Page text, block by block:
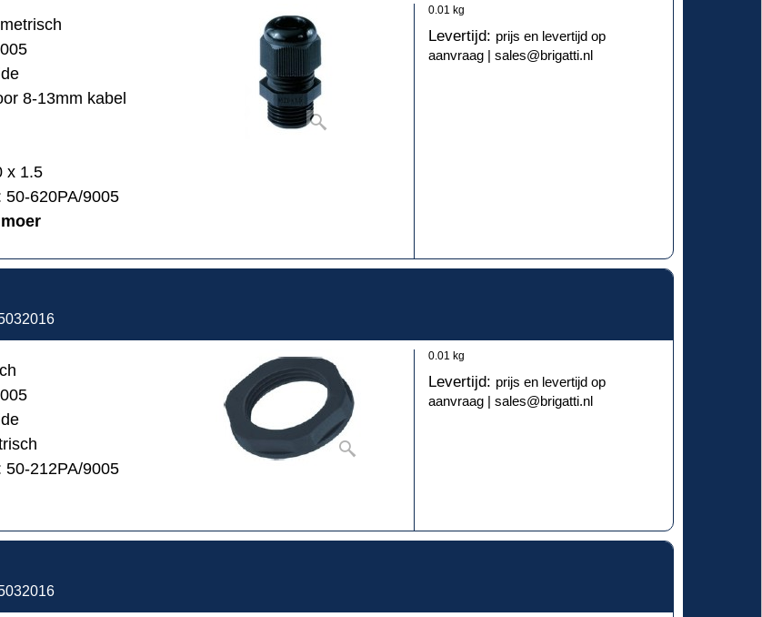
0.01 kg
Levertijd: prijs en levertijd op
aanvraag | sales@brigatti.nl
8-13mm kabel
x 1.5
50-620PA/9005
0.01 kg
Levertijd: prijs en levertijd op
aanvraag | sales@brigatti.nl
50-212PA/9005